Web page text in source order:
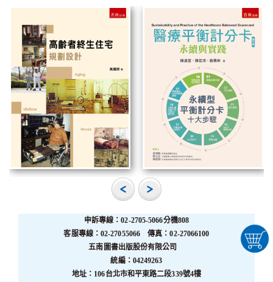
申訴專線：02-2705-5066分機808
客服專線：02-27055066 傳真：02-27066100
五南圖書出版股份有限公司
統編：04249263
地址：106台北市和平東路二段339號4樓